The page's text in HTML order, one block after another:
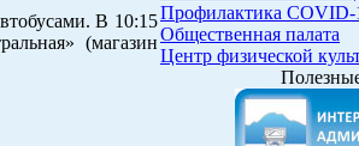
В 10:15
(магазин
Профилактика COVID-
Общественная палата
Центр физической